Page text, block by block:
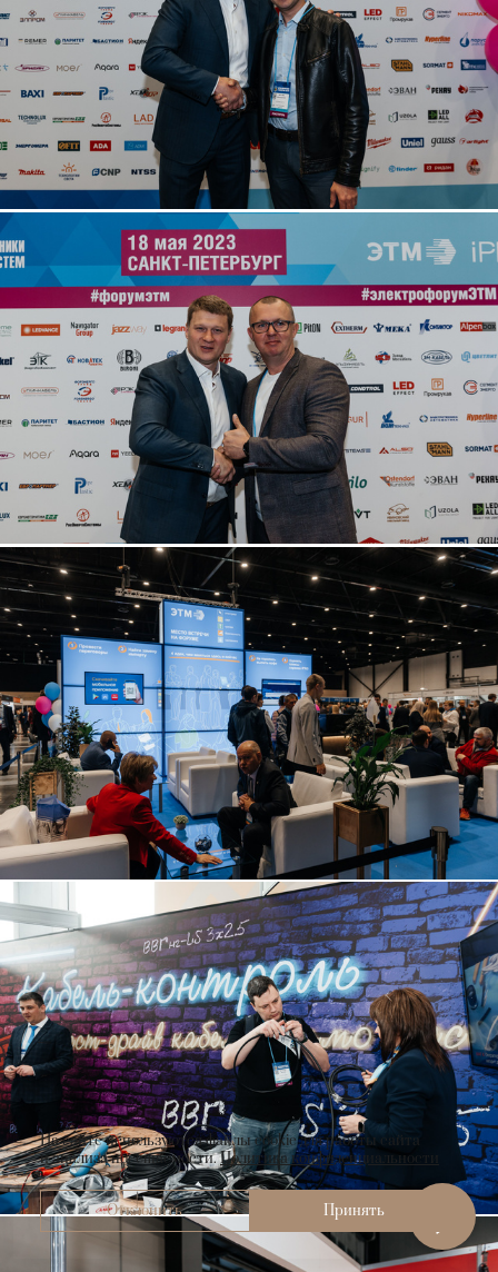
На сайте используются файлы cookie для работы сайта
и анализа посещаемости.Политика конфиденциальности
Отклонить Принять